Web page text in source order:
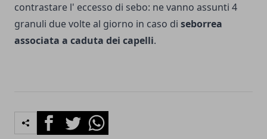
contrastare l' eccesso di sebo: ne vanno assunti 4
granuli due volte al giorno in caso di seborrea
associata a caduta dei capelli.
FacebookTwitterWhatsapp